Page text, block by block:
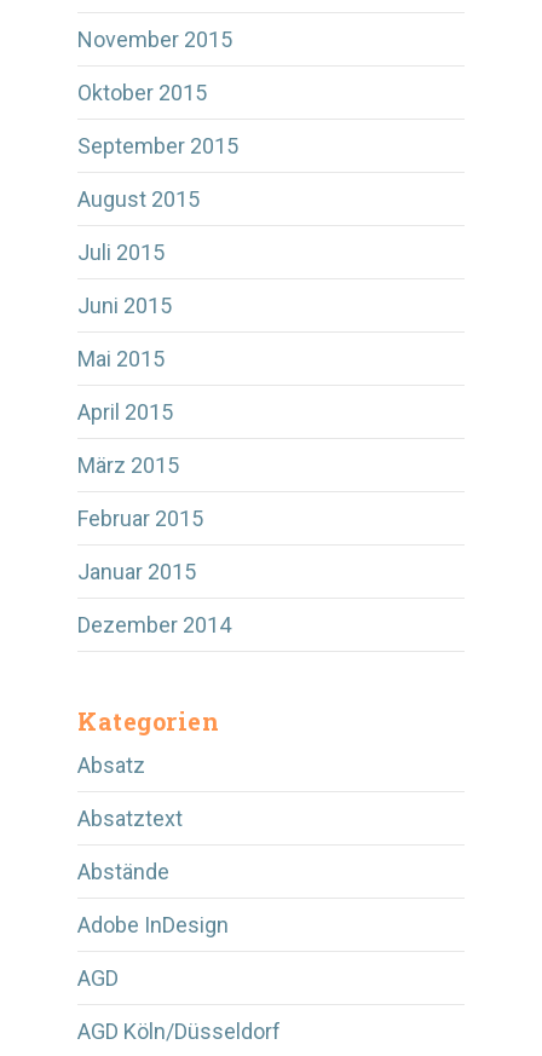
November 2015
Oktober 2015
September 2015
August 2015
Juli 2015
Juni 2015
Mai 2015
April 2015
März 2015
Februar 2015
Januar 2015
Dezember 2014
Kategorien
Absatz
Absatztext
Abstände
Adobe InDesign
AGD
AGD Köln/Düsseldorf